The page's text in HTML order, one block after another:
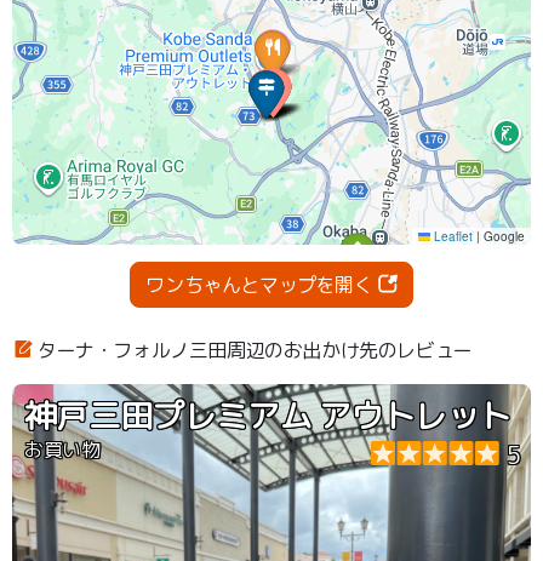
ワンちゃんとマップを開く
ターナ・フォルノ三田周辺のお出かけ先のレビュー
神戸三田プレミアム アウトレット
お買い物 5